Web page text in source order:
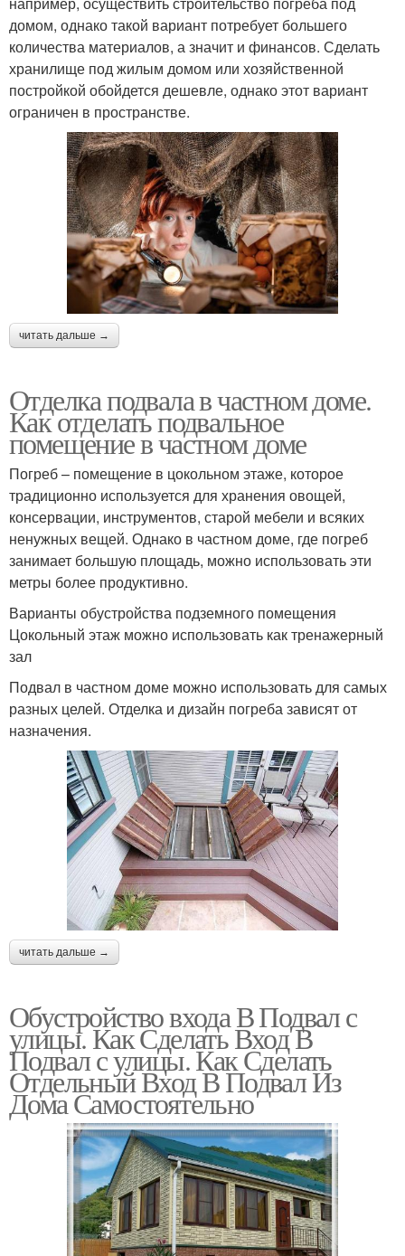
домом, однако такой вариант потребует большего
количества материалов, а значит и финансов. Сделать
хранилище под жилым домом или хозяйственной
постройкой обойдется дешевле, однако этот вариант
ограничен в пространстве.
читать дальше →
Отделка подвала в частном доме.
Как отделать подвальное
помещение в частном доме
Погреб – помещение в цокольном этаже, которое
традиционно используется для хранения овощей,
консервации, инструментов, старой мебели и всяких
ненужных вещей. Однако в частном доме, где погреб
занимает большую площадь, можно использовать эти
метры более продуктивно.
Варианты обустройства подземного помещения
Цокольный этаж можно использовать как тренажерный
зал
Подвал в частном доме можно использовать для самых
разных целей. Отделка и дизайн погреба зависят от
назначения.
читать дальше →
Обустройство входа В Подвал с
улицы. Как Сделать Вход В
Подвал с улицы. Как Сделать
Отдельный Вход В Подвал Из
Дома Самостоятельно